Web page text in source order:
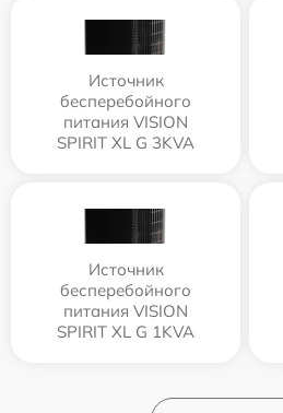
Источник
бесперебойного
питания VISION
SPIRIT XL G 3KVA
Источник
бесперебойного
питания VISION
SPIRIT XL G 1KVA